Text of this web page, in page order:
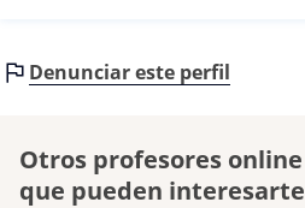
Denunciar este perfil
Otros profesores
que pueden interesarte